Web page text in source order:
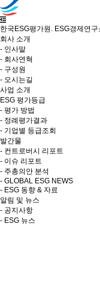
한국ESG평가원. ESG경제연구
회사 소개
- 인사말
- 회사연혁
- 구성원
- 오시는길
사업 소개
ESG 평가등급
- 평가 방법
- 정례평가결과
- 기업별 등급조회
발간물
- 컨트로버시 리포트
- 이슈 리포트
- 주총의안 분석
- GLOBAL ESG NEWS
- ESG 동향 & 자료
알림 및 뉴스
- 공지사항
- ESG 뉴스